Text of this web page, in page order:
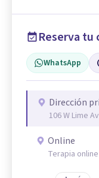
Reserva tu
WhatsApp
Dirección
106 W Lime
Online
Terapia online